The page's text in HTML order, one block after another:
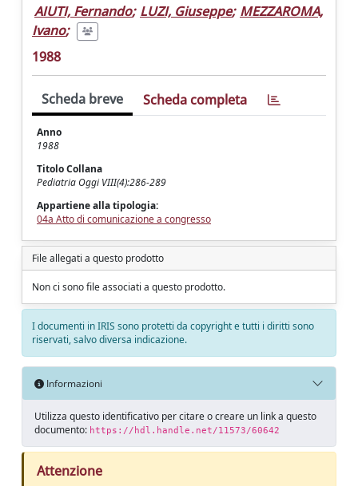
AIUTI, Fernando; LUZI, Giuseppe; MEZZAROMA,
Ivano;
1988
Scheda breve Scheda completa
Anno
1988
Titolo Collana
Pediatria Oggi VIII(4):286-289
Appartiene alla tipologia:
04a Atto di comunicazione a congresso
File allegati a questo prodotto
Non ci sono file associati a questo prodotto.
I documenti in IRIS sono protetti da copyright e tutti i diritti sono
riservati, salvo diversa indicazione.
Informazioni
Utilizza questo identificativo per citare o creare un link a questo
documento: https://hdl.handle.net/11573/60642
Attenzione